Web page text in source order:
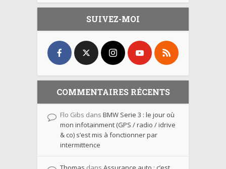
SUIVEZ-MOI
COMMENTAIRES RÉCENTS
Flo Gibs dans BMW Serie 3 : le jour où
mon infotainment (GPS / radio / idrive
& co) s’est mis à fonctionner par
intermittence